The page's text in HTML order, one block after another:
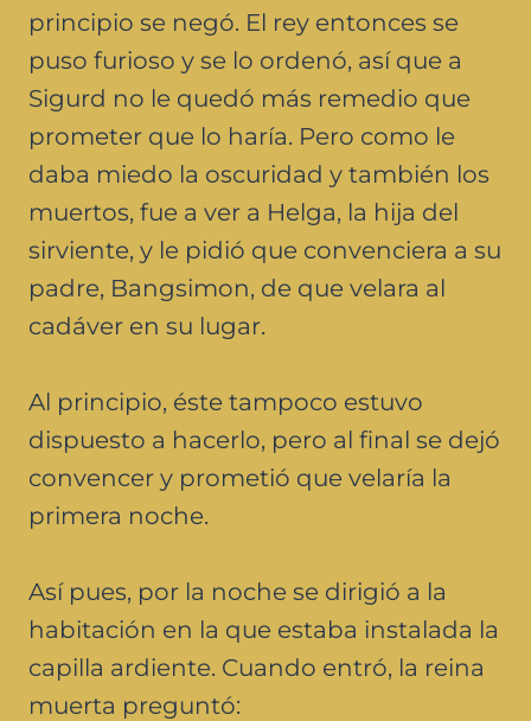
principio se negó. El rey entonces se
puso furioso y se lo ordenó, así que a
Sigurd no le quedó más remedio que
prometer que lo haría. Pero como le
daba miedo la oscuridad y también los
muertos, fue a ver a Helga, la hija del
sirviente, y le pidió que convenciera a su
padre, Bangsimon, de que velara al
cadáver en su lugar.
Al principio, éste tampoco estuvo
dispuesto a hacerlo, pero al final se dejó
convencer y prometió que velaría la
primera noche.
Así pues, por la noche se dirigió a la
habitación en la que estaba instalada la
capilla ardiente. Cuando entró, la reina
muerta preguntó: